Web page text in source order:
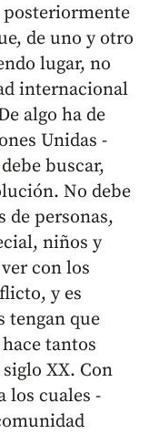
posteriormente
de uno y otro
lugar, no
internacional
algo ha de
Unidas -
buscar,
No debe
personas,
niños y
con los
y es
tengan que
tantos
XX. Con
los cuales -